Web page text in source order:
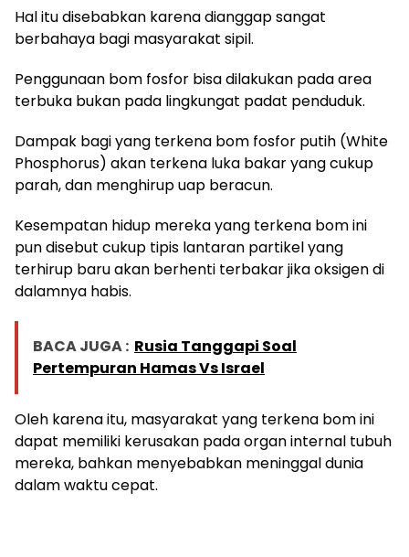
Hal itu disebabkan karena dianggap sangat
berbahaya bagi masyarakat sipil.
Penggunaan bom fosfor bisa dilakukan pada area
terbuka bukan pada lingkungat padat penduduk.
Dampak bagi yang terkena bom fosfor putih (White
Phosphorus) akan terkena luka bakar yang cukup
parah, dan menghirup uap beracun.
Kesempatan hidup mereka yang terkena bom ini
pun disebut cukup tipis lantaran partikel yang
terhirup baru akan berhenti terbakar jika oksigen di
dalamnya habis.
BACA JUGA : Rusia Tanggapi Soal
Pertempuran Hamas Vs Israel
Oleh karena itu, masyarakat yang terkena bom ini
dapat memiliki kerusakan pada organ internal tubuh
mereka, bahkan menyebabkan meninggal dunia
dalam waktu cepat.